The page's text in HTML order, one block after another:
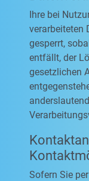
Ihre bei
verarbeiteten
gesperrt,
entfällt, der
gesetzlichen
Sofern Sie